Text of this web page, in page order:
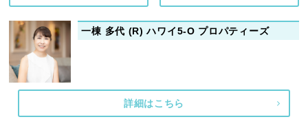
一棟 多代 (R) ハワイ5-O プロパティーズ
詳細はこちら